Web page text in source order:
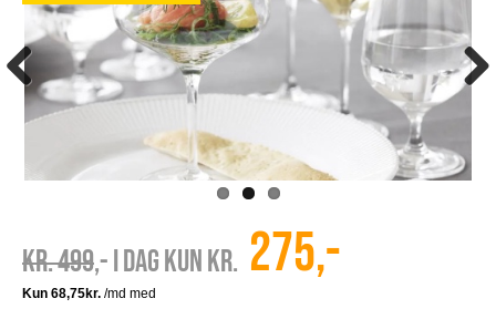
Kr. 499,- I dag kun kr. 275,-